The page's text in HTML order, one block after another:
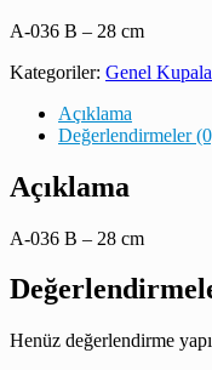
A-036 B – 28 cm
Kategoriler: Genel
Açıklama
Değerlendirmeler
Açıklama
A-036 B – 28 cm
Henüz değerlendirme